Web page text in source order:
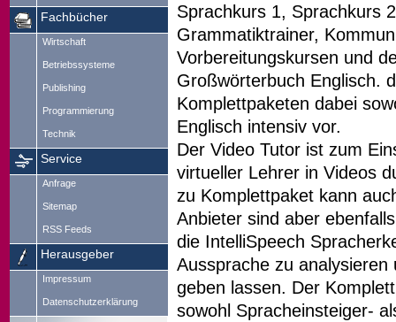
Fachbücher
Wirtschaft
Betriebssysteme
Publishing
Programmierung
Technik
Service
Anfrage
Sitemap
RSS Feeds
Herausgeber
Impressum
Datenschutzerklärung
Sprachkurs 1, Sprachkurs
Grammatiktrainer,
Vorbereitungskursen und
Großwörterbuch Englisch.
Komplettpaketen dabei
Englisch intensiv vor.
Der Video Tutor ist zum
virtueller Lehrer in Videos
zu Komplettpaket kann
Anbieter sind aber
die IntelliSpeech
Aussprache zu
geben lassen. Der
sowohl Spracheinsteiger-